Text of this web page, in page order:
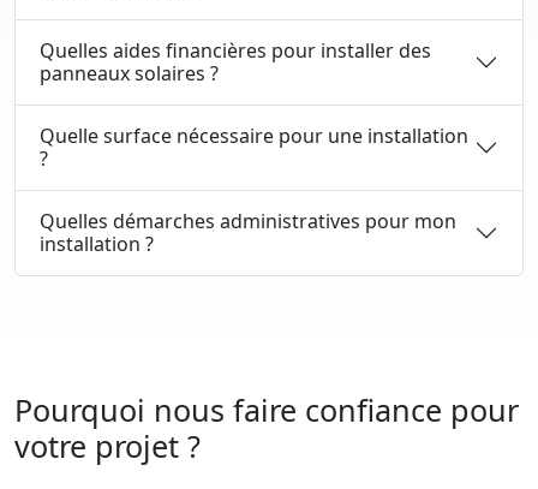
Quelles aides financières pour installer des
panneaux solaires ?
Quelle surface nécessaire pour une installation
?
Quelles démarches administratives pour mon
installation ?
Pourquoi nous faire confiance pour
votre projet ?